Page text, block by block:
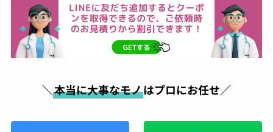
＼本当に大事なモノはプロにお任せ／